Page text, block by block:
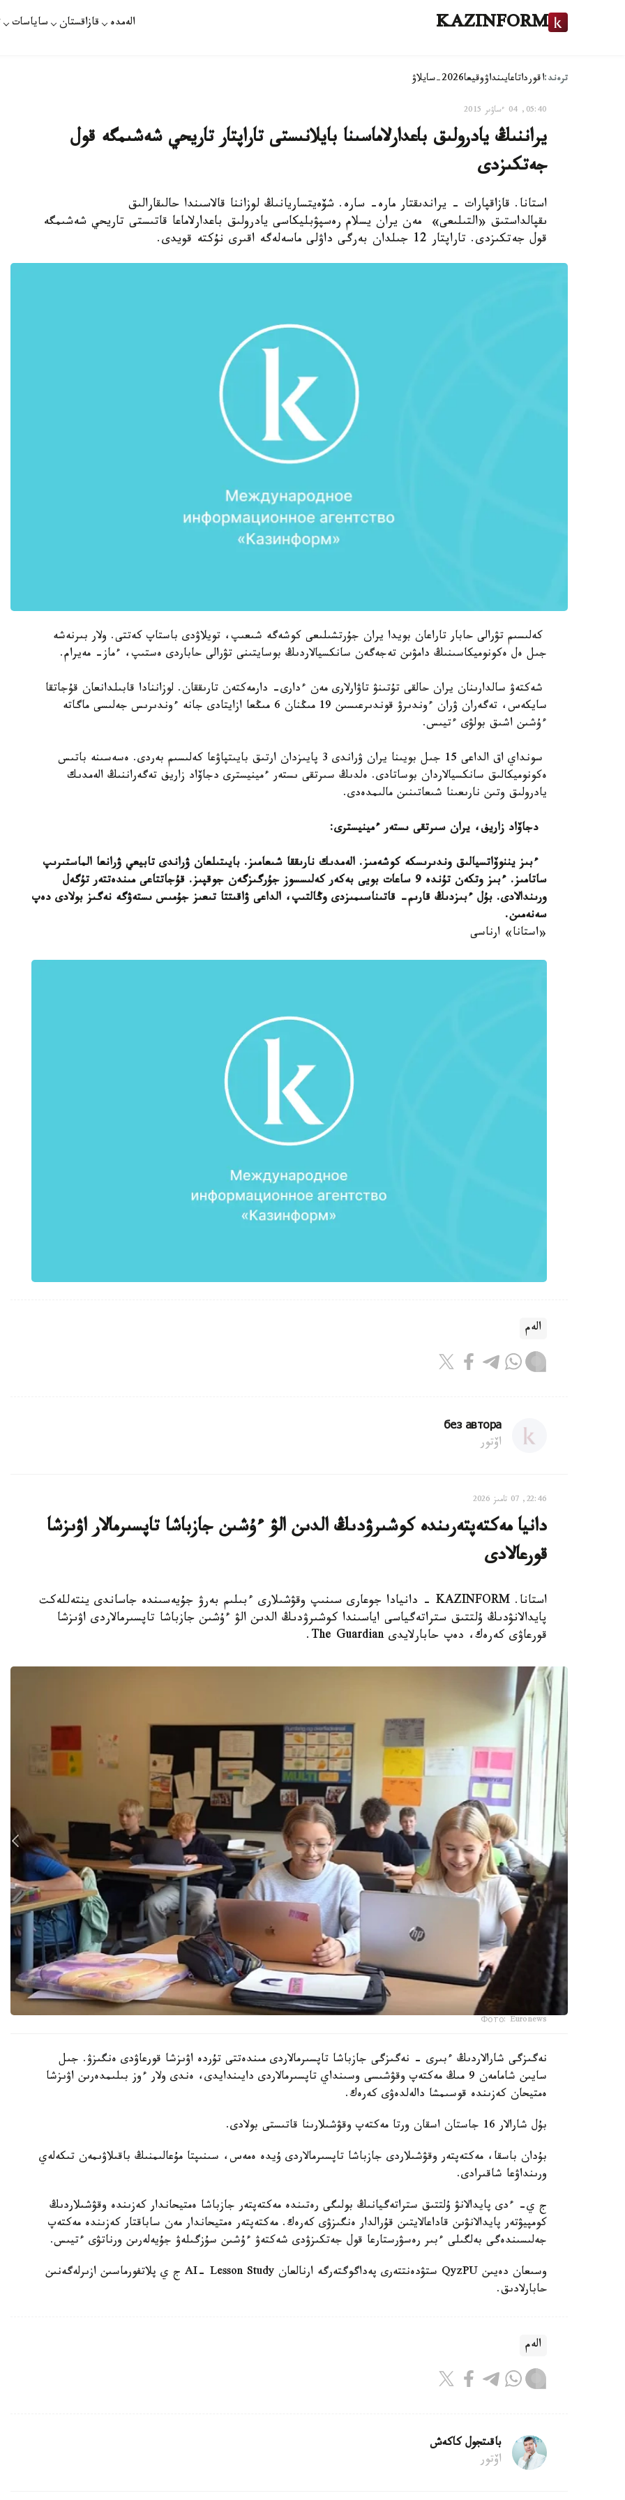
KAZINFORM الەمدە قازاقستان ساياسات
ترەند:اقورداتاعايىنداۋوقيعا2026-سايلاۋ
05:40, 04 ءساۋىر 2015
يراننىڭ يادرولىق باعدارلاماسىنا بايلانىستى تاراپتار تاريحي شەشىمگە قول
جەتكىزدى
استانا. قازاقپارات - يراندىقتار مارە- سارە. شۆەيتساريانىڭ لوزاننا قالاسىندا حالىقارالىق
ىقپالداستىق «التىلىعى» مەن يران يسلام رەسپۋبليكاسى يادرولىق باعدارلاماعا قاتىستى تاريحي شەشىمگە
قول جەتكىزدى. تاراپتار 12 جىلدان بەرگى داۋلى ماسەلەگە اقىرى نۇكتە قويدى.
كەلىسىم تۋرالى حابار تاراعان بويدا يران جۇرتشىلىعى كوشەگە شىعىپ، تويلاۋدى باستاپ كەتتى. ولار بىرنەشە
جىل ەل ەكونوميكاسىنىڭ دامۋىن تەجەگەن سانكسيالاردىڭ بوسايتىنى تۋرالى حاباردى ەستىپ، ءماز- مەيرام.
شەكتەۋ سالدارىنان يران حالقى تۇتىنۋ تاۋارلارى مەن ءدارى- دارمەكتەن تارىققان. لوزاننادا قابىلدانعان قۇجاتقا
سايكەس، تەگەران ۋران ءوندىرۋ قوندىرعىسىن 19 مىڭنان 6 مىڭعا ازايتادى جانە ءوندىرىس جەلىسى ماگاتە
ءۇشىن اشىق بولۋى ءتيىس.
سونداي اق الداعى 15 جىل بويىنا يران ۋراندى 3 پايىزدان ارتىق بايىتپاۋعا كەلىسىم بەردى. ەسەسىنە باتىس
ەكونوميكالىق سانكسيالاردان بوساتادى. ەلدىڭ سىرتقى ىستەر ءمينيسترى دجاۆاد زاريف تەگەراننىڭ الەمدىك
يادرولىق وتىن نارىعىنا شىعاتىنىن مالىمدەدى.
دجاۆاد زاريف، يران سىرتقى ىستەر ءمينيسترى:
ءبىز يننوۆاتسيالىق وندىرىسكە كوشەمىز. الەمدىك نارىققا شىعامىز. بايىتىلعان ۋراندى تابيعي ۋرانعا الماستىرىپ
ساتامىز. ءبىز وتكەن تۇندە 9 ساعات بويى بەكەر كەلىسسوز جۇرگىزگەن جوقپىز. قۇجاتتاعى مىندەتتەر تۇگەل
ورىندالادى. بۇل ءبىزدىڭ قارىم- قاتىناسىمىزدى وڭالتىپ، الداعى ۋاقىتتا تىعىز جۇمىس ىستەۋگە نەگىز بولادى دەپ
سەنەمىن.
«استانا» ارناسى
الەم
без автора
اۆتور
22:46, 07 تامىز 2026
دانيا مەكتەپتەرىندە كوشىرۋدىڭ الدىن الۋ ءۇشىن جازباشا تاپسىرمالار اۋىزشا
قورعالادى
استانا. KAZINFORM - دانيادا جوعارى سىنىپ وقۋشىلارى ءبىلىم بەرۋ جۇيەسىندە جاساندى ينتەللەكت
پايدالانۋدىڭ ۇلتتىق ستراتەگياسى اياسىندا كوشىرۋدىڭ الدىن الۋ ءۇشىن جازباشا تاپسىرمالاردى اۋىزشا
قورعاۋى كەرەك، دەپ حابارلايدى The Guardian.
Фото: Euronews
نەگىزگى شارالاردىڭ ءبىرى - نەگىزگى جازباشا تاپسىرمالاردى مىندەتتى تۇردە اۋىزشا قورعاۋدى ەنگىزۋ. جىل
سايىن شامامەن 9 مىڭ مەكتەپ وقۋشىسى وسىنداي تاپسىرمالاردى دايىندايدى، ەندى ولار ءوز بىلىمدەرىن اۋىزشا
ەمتيحان كەزىندە قوسىمشا دالەلدەۋى كەرەك.
بۇل شارالار 16 جاستان اسقان ورتا مەكتەپ وقۋشىلارىنا قاتىستى بولادى.
بۇدان باسقا، مەكتەپتەر وقۋشىلاردى جازباشا تاپسىرمالاردى ۇيدە ەمەس، سىنىپتا مۇعالىمنىڭ باقىلاۋىمەن تىكەلەي
ورىنداۋعا شاقىرادى.
ج ي- ءدى پايدالانۋ ۇلتتىق ستراتەگيانىڭ بولىگى رەتىندە مەكتەپتەر جازباشا ەمتيحاندار كەزىندە وقۋشىلاردىڭ
كومپيۋتەر پايدالانۋىن قاداعالايتىن قۇرالدار ەنگىزۋى كەرەك. مەكتەپتەر ەمتيحاندار مەن ساباقتار كەزىندە مەكتەپ
جەلىسىندەگى بەلگىلى ءبىر رەسۋرستارعا قول جەتكىزۋدى شەكتەۋ ءۇشىن سۇزگىلەۋ جۇيەلەرىن ورناتۋى ءتيىس.
وسىعان دەيىن QyzPU ستۋدەنتتەرى پەداگوگتەرگە ارنالعان AI- Lesson Study ج ي پلاتفورماسىن ازىرلەگەنىن
حابارلادىق.
الەم
باقىتجول كاكەش
اۆتور